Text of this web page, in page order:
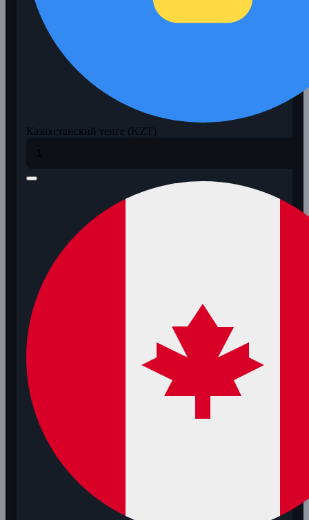
Казахстанский тенге (KZT)